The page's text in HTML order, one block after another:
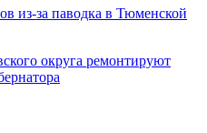
из-за паводка в Тюменской
округа ремонтируют